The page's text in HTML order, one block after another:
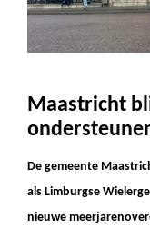
Maastricht
De gemeente
als Limburgse
nieuwe